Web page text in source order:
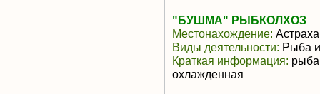
"БУШМА" РЫБКОЛХОЗ
Местонахождение:
Виды деятельности: Рыба
Краткая информация:
охлажденная